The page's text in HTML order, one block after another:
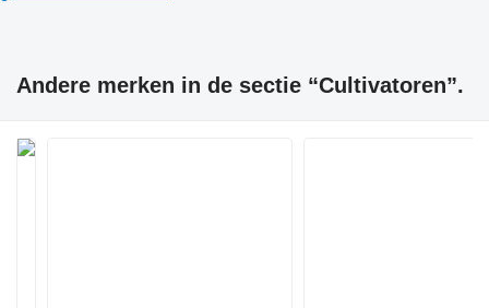
Andere merken in de sectie “Cultivatoren”.